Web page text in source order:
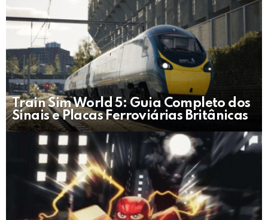
Train Sim World 5: Guia Completo dos
Sinais e Placas Ferroviárias Britânicas